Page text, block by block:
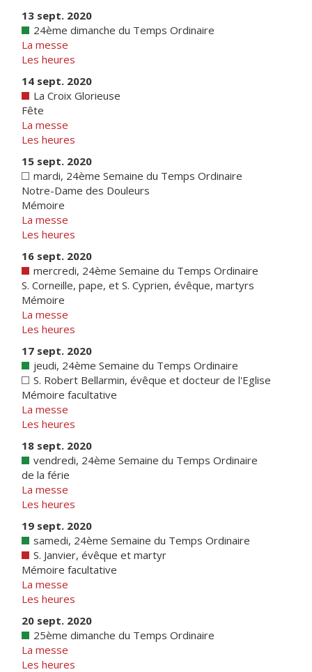
13 sept. 2020
24ème dimanche du Temps Ordinaire
La messe
Les heures
14 sept. 2020
La Croix Glorieuse
Fête
La messe
Les heures
15 sept. 2020
mardi, 24ème Semaine du Temps Ordinaire
Notre-Dame des Douleurs
Mémoire
La messe
Les heures
16 sept. 2020
mercredi, 24ème Semaine du Temps Ordinaire
S. Corneille, pape, et S. Cyprien, évêque, martyrs
Mémoire
La messe
Les heures
17 sept. 2020
jeudi, 24ème Semaine du Temps Ordinaire
S. Robert Bellarmin, évêque et docteur de l'Eglise
Mémoire facultative
La messe
Les heures
18 sept. 2020
vendredi, 24ème Semaine du Temps Ordinaire
de la férie
La messe
Les heures
19 sept. 2020
samedi, 24ème Semaine du Temps Ordinaire
S. Janvier, évêque et martyr
Mémoire facultative
La messe
Les heures
20 sept. 2020
25ème dimanche du Temps Ordinaire
La messe
Les heures